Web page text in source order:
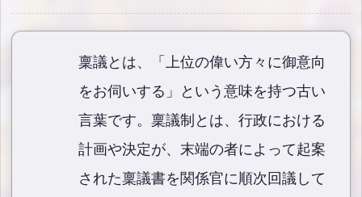
稟議とは、「上位の偉い方々に御意向
をお伺いする」という意味を持つ古い
言葉です。稟議制とは、行政における
計画や決定が、末端の者によって起案
された稟議書を関係官に順次回議して